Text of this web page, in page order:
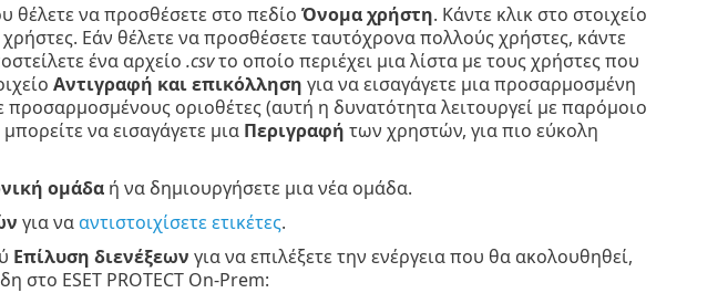
να προσθέσετε στο πεδίο Όνομα χρήστη. Κάντε κλικ στο στοιχείο
Εάν θέλετε να προσθέσετε ταυτόχρονα πολλούς χρήστες, κάντε
ένα αρχείο .csvτο οποίο περιέχει μια λίστα με τους χρήστες που
Αντιγραφή και επικόλληση για να εισαγάγετε μια προσαρμοσμένη
οριοθέτες (αυτή η δυνατότητα λειτουργεί με παρόμοιο
να εισαγάγετε μια Περιγραφή των χρηστών, για πιο εύκολη
ομάδαή να δημιουργήσετε μια νέα ομάδα.
για νααντιστοιχίσετε ετικέτες.
Επίλυση διενέξεων για να επιλέξετε την ενέργεια που θα ακολουθηθεί,
στο ESET PROTECT On-Prem: